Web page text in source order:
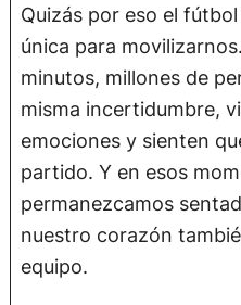
Quizás por eso el
única para
minutos, millones de
misma incertidumbre,
emociones y sienten
partido. Y en esos
permanezcamos
nuestro corazón
equipo.